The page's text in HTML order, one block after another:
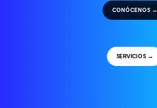
CONÓCENOS →
SERVICIOS →